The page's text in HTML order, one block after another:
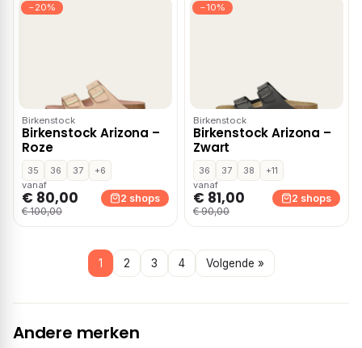
−20%
Birkenstock
Birkenstock Arizona –
Roze
35 36 37
+6
vanaf
€ 80,00
€ 100,00
2 shops
−10%
Birkenstock
Birkenstock Arizona –
Zwart
36 37 38
+11
vanaf
€ 81,00
€ 90,00
2 shops
1 2 3 4 Volgende »
Andere merken